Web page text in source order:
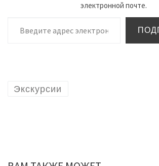
электронной почте.
Введите адрес электронной
Экскурсии